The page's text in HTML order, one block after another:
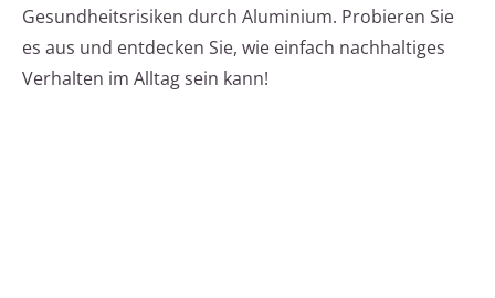
Gesundheitsrisiken durch Aluminium. Probieren Sie
es aus und entdecken Sie, wie einfach nachhaltiges
Verhalten im Alltag sein kann!